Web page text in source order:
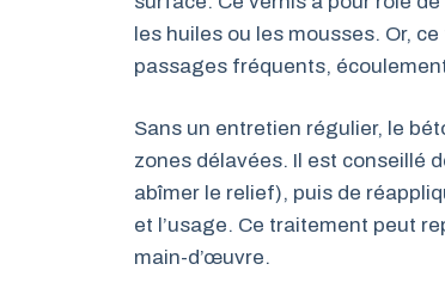
les huiles ou les mousses. Or,
passages fréquents,
Sans un entretien régulier, le
zones délavées. Il est conseillé
abîmer le relief), puis de
et l’usage. Ce traitement peut
main-d’œuvre.